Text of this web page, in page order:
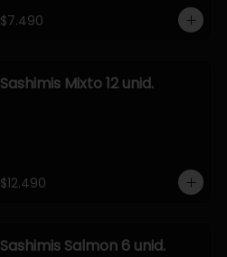
$7.490
Sashimis Mixto 12 unid.
$12.490
Sashimis Salmon 6 unid.